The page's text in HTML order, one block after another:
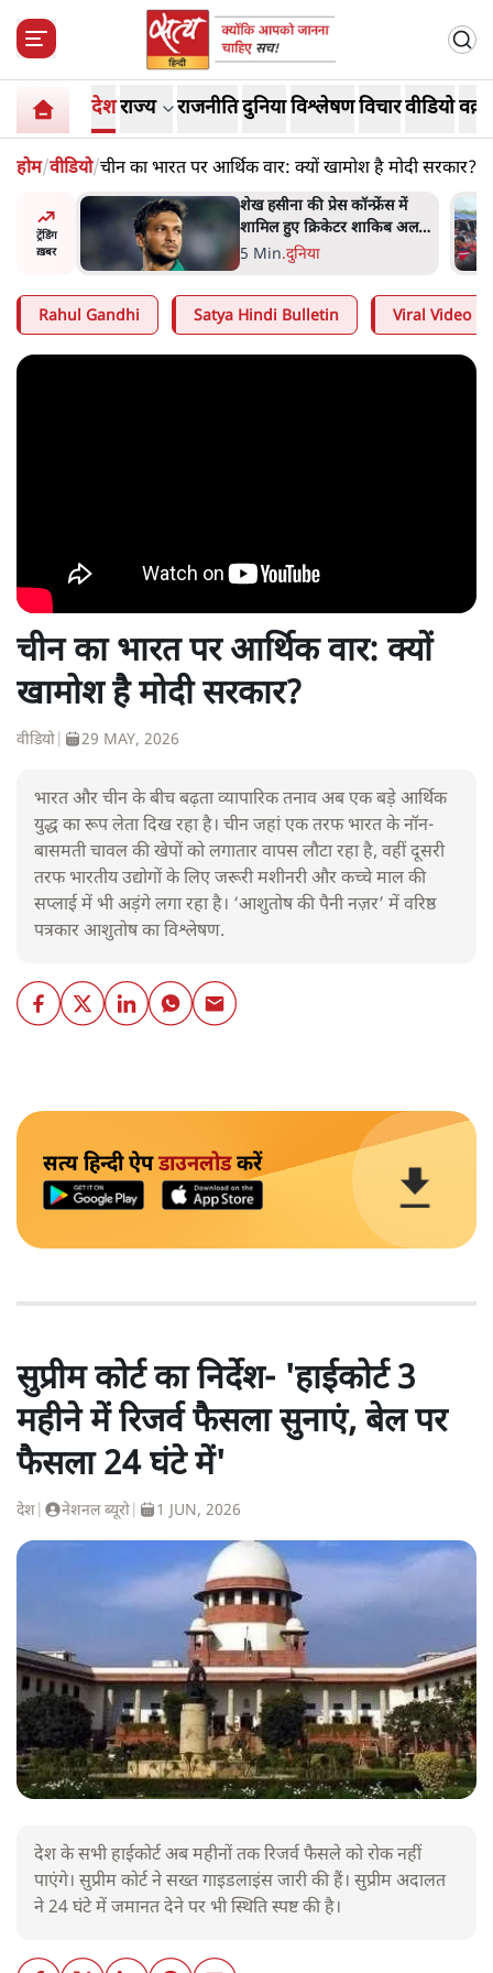
देशराज्य राजनीतिदुनियाविश्लेषणविचारवीडियो
होम/वीडियो/चीन का भारत पर आर्थिक वार: क्यों खामोश है मोदी सरकार?
ट्रेंडिंग
ख़बर
अल
से हमला
झारखंड के आंदोलनकारी छात्रों ने
दबाव बढ़ाया, सीएम हेमंत सोरेन का
इस्तीफा मांगा, 10 को घेरेंगे
4 Min.झारखंड
Rahul Gandhi Satya Hindi Bulletin Viral Video
चीन का भारत पर आर्थिक वार: क्यों
खामोश है मोदी सरकार?
वीडियो 29 MAY, 2026
भारत और चीन के बीच बढ़ता व्यापारिक तनाव अब एक बड़े आर्थिक
युद्ध का रूप लेता दिख रहा है। चीन जहां एक तरफ भारत के नॉन-
बासमती चावल की खेपों को लगातार वापस लौटा रहा है, वहीं दूसरी
तरफ भारतीय उद्योगों के लिए जरूरी मशीनरी और कच्चे माल की
सप्लाई में भी अड़ंगे लगा रहा है। ‘आशुतोष की पैनी नज़र’ में वरिष्ठ
पत्रकार आशुतोष का विश्लेषण.
सत्य हिन्दी ऐपडाउनलोडकरें
सुप्रीम कोर्ट का निर्देश- 'हाईकोर्ट 3
महीने में रिजर्व फैसला सुनाएं, बेल पर
फैसला 24 घंटे में'
देश नेशनल ब्यूरो 1 JUN, 2026
देश के सभी हाईकोर्ट अब महीनों तक रिजर्व फैसले को रोक नहीं
पाएंगे। सुप्रीम कोर्ट ने सख्त गाइडलाइंस जारी की हैं। सुप्रीम अदालत
ने 24 घंटे में जमानत देने पर भी स्थिति स्पष्ट की है।